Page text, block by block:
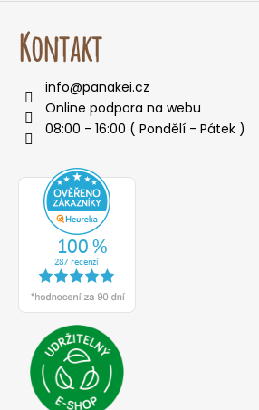
Kontakt
info@panakei.cz
Online podpora na webu
08:00 - 16:00 ( Pondělí - Pátek )